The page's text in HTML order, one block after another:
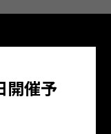
開催予